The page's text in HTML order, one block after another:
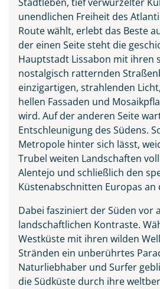
unendlichen Freiheit des
Route wählt, erlebt das Beste
der einen Seite steht die
Hauptstadt Lissabon mit ihren
nostalgisch ratternden
einzigartigen, strahlenden
hellen Fassaden und
wird. Auf der anderen Seite
Entschleunigung des Südens.
Metropole hinter sich lässt,
Trubel weiten Landschaften
Alentejo und schließlich den
Küstenabschnitten Europas an
Dabei fasziniert der Süden vor
landschaftlichen Kontraste.
Westküste mit ihren wilden
Stränden ein unberührtes
Naturliebhaber und Surfer
die Südküste durch ihre